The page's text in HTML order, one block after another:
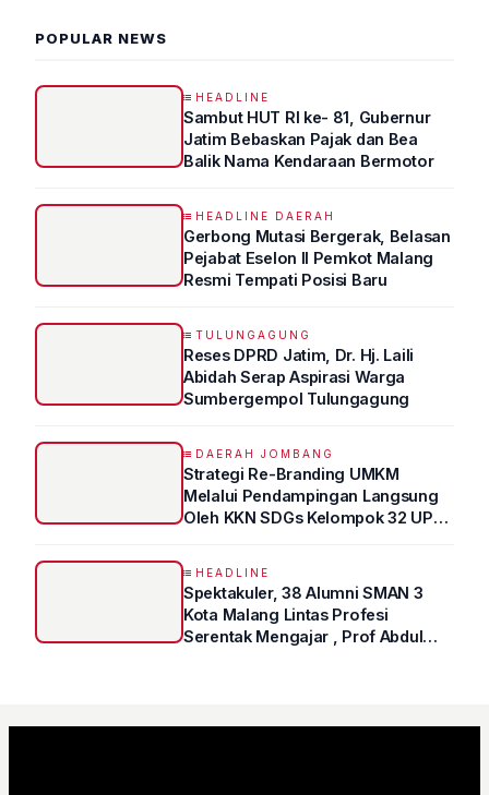
POPULAR NEWS
HEADLINE
Sambut HUT RI ke- 81, Gubernur
Jatim Bebaskan Pajak dan Bea
Balik Nama Kendaraan Bermotor
HEADLINE DAERAH
Gerbong Mutasi Bergerak, Belasan
Pejabat Eselon II Pemkot Malang
Resmi Tempati Posisi Baru
TULUNGAGUNG
Reses DPRD Jatim, Dr. Hj. Laili
Abidah Serap Aspirasi Warga
Sumbergempol Tulungagung
DAERAH JOMBANG
Strategi Re-Branding UMKM
Melalui Pendampingan Langsung
Oleh KKN SDGs Kelompok 32 UPN
HEADLINE
Spektakuler, 38 Alumni SMAN 3
Kota Malang Lintas Profesi
Serentak Mengajar , Prof Abdul